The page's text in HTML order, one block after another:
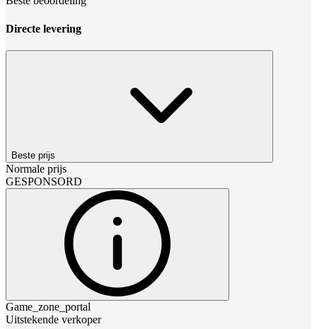
Directe levering
Beste prijs
Normale prijs
GESPONSORD
Game_zone_portal
Uitstekende verkoper